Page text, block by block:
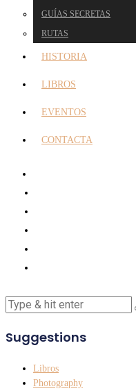
GUÍAS SECRETAS
RUTAS
HISTORIA
LIBROS
EVENTOS
CONTACTA
Suggestions
Libros
Photography